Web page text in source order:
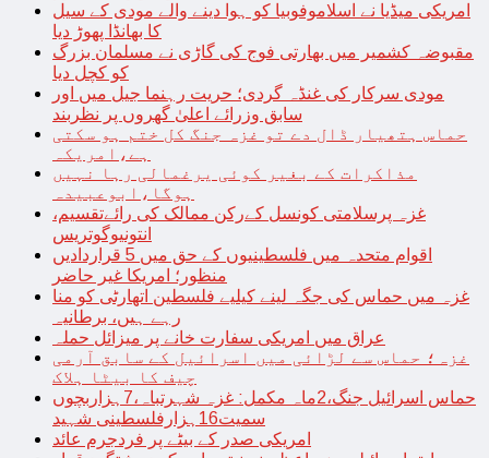
امریکی میڈیا نے اسلاموفوبیا کو ہوا دینے والے مودی کے سیل
کا بھانڈا پھوڑ دیا
مقبوضہ کشمیر میں بھارتی فوج کی گاڑی نے مسلمان بزرگ
کو کچل دیا
مودی سرکار کی غنڈہ گردی؛ حریت رہنما جیل میں اور
سابق وزرائے اعلیٰ گھروں پر نظربند
حماس ہتھیار ڈال دے تو غزہ جنگ کل ختم ہو سکتی
ہے،امریکہ
مذاکرات کے بغیر کوئی یرغمالی رہا نہیں
ہوگا،ابوعبیدہ
غزہ پرسلامتی کونسل کےرکن ممالک کی رائےتقسیم،
انتونیوگوتریس
اقوام متحدہ میں فلسطینیوں کے حق میں 5 قراردادیں
منظور؛ امریکا غیر حاضر
غزہ میں حماس کی جگہ لینے کیلیے فلسطین اتھارٹی کو منا
رہے ہیں، برطانیہ
عراق میں امریکی سفارت خانے پر میزائل حملہ
غزہ؛ حماس سے لڑائی میں اسرائیل کے سابق آرمی
چیف کا بیٹا ہلاک
حماس اسرائیل جنگ،2ماہ مکمل: غزہ شہرتباہ،7ہزاربچوں
سمیت16ہزارفلسطینی شہید
امریکی صدر کے بیٹے پر فردجرم عائد